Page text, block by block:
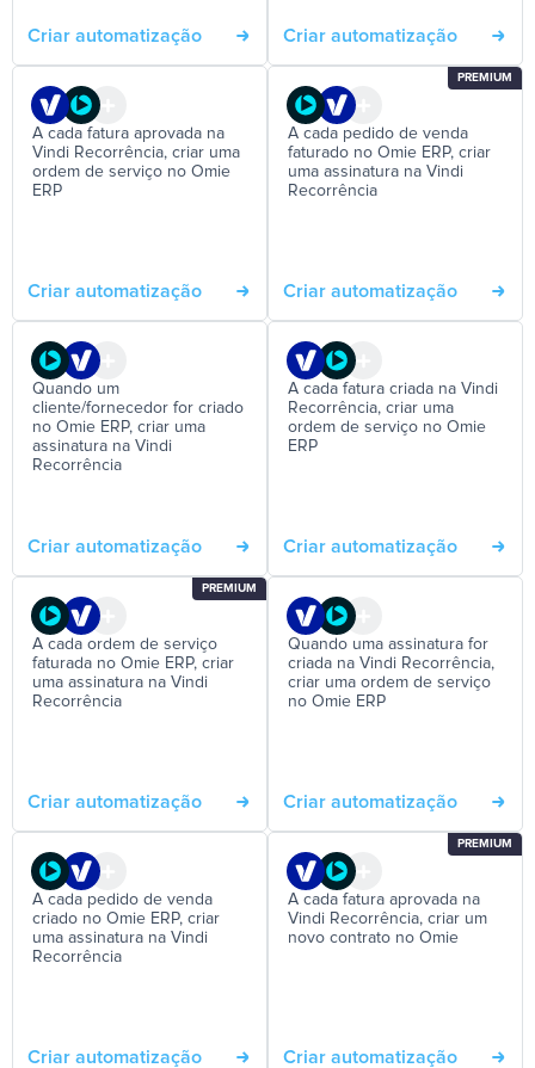
Criar automatização Criar automatização
A cada fatura aprovada na
Vindi Recorrência, criar uma
ordem de serviço no Omie
ERP
Criar automatização
PREMIUM
A cada pedido de venda
faturado no Omie ERP, criar
uma assinatura na Vindi
Recorrência
Criar automatização
Quando um
cliente/fornecedor for criado
no Omie ERP, criar uma
assinatura na Vindi
Recorrência
Criar automatização
A cada fatura criada na Vindi
Recorrência, criar uma
ordem de serviço no Omie
ERP
Criar automatização
PREMIUM
A cada ordem de serviço
faturada no Omie ERP, criar
uma assinatura na Vindi
Recorrência
Criar automatização
Quando uma assinatura for
criada na Vindi Recorrência,
criar uma ordem de serviço
no Omie ERP
Criar automatização
A cada pedido de venda
criado no Omie ERP, criar
uma assinatura na Vindi
Recorrência
Criar automatização
PREMIUM
A cada fatura aprovada na
Vindi Recorrência, criar um
novo contrato no Omie
Criar automatização